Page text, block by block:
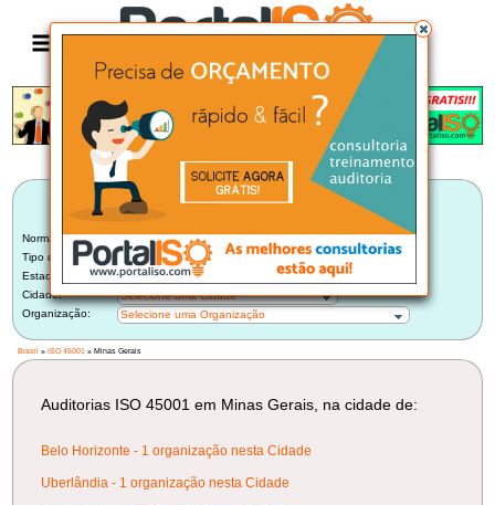
LISTA BRASILEIRA DE AUDITORIAS
Norma:
ISO 45001
Tipo de Auditoria:
Auditoria Externa de Certificadora
Estado:
Minas Gerais (2)
Cidade:
Selecione uma Cidade
Organização:
Selecione uma Organização
Brasil »ISO 45001 » Minas Gerais
Auditorias ISO 45001 em Minas Gerais, na cidade de:
Belo Horizonte - 1 organização nesta Cidade
Uberlândia - 1 organização nesta Cidade